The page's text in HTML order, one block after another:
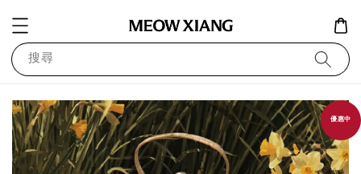
搜尋
優惠中